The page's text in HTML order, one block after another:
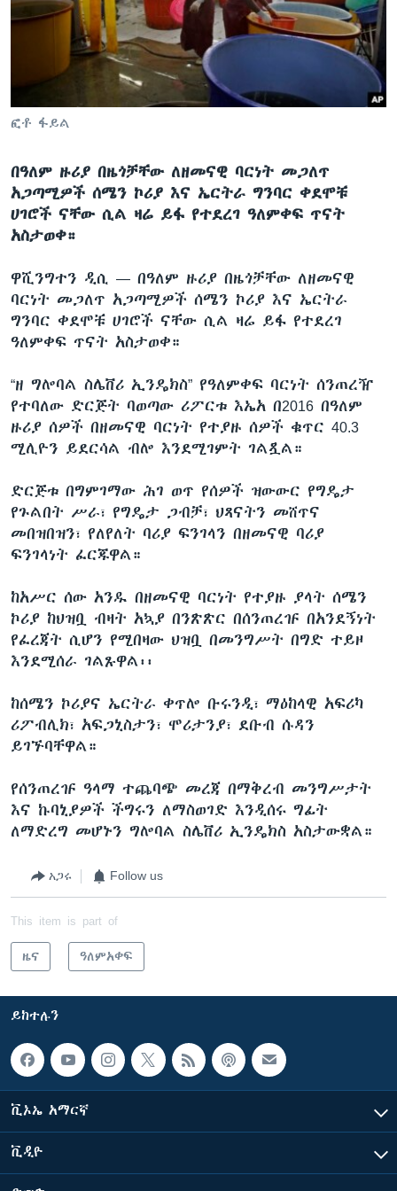
ቋንቋዎች
ፎቶ ፋይል
በዓለም ዙሪያ በዜጎቻቸው ለዘመናዊ ባርነት መጋለጥ
አጋጣሚዎች ሰሜን ኮሪያ እና ኤርትራ ግንባር ቀደሞቹ
ሀገሮች ናቸው ሲል ዛሬ ይፋ የተደረገ ዓለምቀፍ ጥናት
አስታወቀ።
ዋሺንግተን ዲሲ — በዓለም ዙሪያ በዜጎቻቸው ለዘመናዊ
ባርነት መጋለጥ አጋጣሚዎች ሰሜን ኮሪያ እና ኤርትራ
ግንባር ቀደሞቹ ሀገሮች ናቸው ሲል ዛሬ ይፋ የተደረገ
ዓለምቀፍ ጥናት አስታወቀ።
“ዘ ግሎባል ስሌቨሪ ኢንዴክስ” የዓለምቀፍ ባርነት ሰንጠረዥ
የተባለው ድርጅት ባወጣው ሪፖርቱ እኤአ በ2016 በዓለም
ዙሪያ ሰዎች በዘመናዊ ባርነት የተያዙ ሰዎች ቁጥር 40.3
ሚሊዮን ይደርሳል ብሎ እንደሚገምት ገልጿል።
ድርጅቱ በግምገማው ሕገ ወጥ የሰዎች ዝውውር የግዴታ
የጉልበት ሥራ፣ የግዴታ ጋብቻ፣ ህጻናትን መሸጥና
መበዝበዝን፣ የለየለት ባሪያ ፍንገላን በዘመናዊ ባሪያ
ፍንገላነት ፈርጁዋል።
ከአሥር ሰው አንዱ በዘመናዊ ባርነት የተያዙ ያላት ሰሜን
ኮሪያ ከህዝቧ ብዛት አኳያ በንጽጽር በሰንጠረዡ በአንደኝነት
የፈረጃት ሲሆን የሚበዛው ህዝቧ በመንግሥት በግድ ተይዞ
እንደሚሰራ ገልጹዋል፡፡
ከሰሜን ኮሪያና ኤርትራ ቀጥሎ ቡሩንዲ፣ ማዕከላዊ አፍሪካ
ሪፖብሊክ፣ አፍጋኒስታን፣ ሞሪታንያ፣ ደቡብ ሱዳን
ይገኙባቸዋል።
የሰንጠረዡ ዓላማ ተጨባጭ መረጃ በማቅረብ መንግሥታት
እና ኩባኒያዎች ችግሩን ለማስወገድ እንዲሰሩ ግፊት
ለማድረግ መሆኑን ግሎባል ስሌቨሪ ኢንዴክስ አስታውቋል።
አጋሩ Follow us
This item is part of
ዜና ዓለምአቀፍ
ይከተሉን
ቪኦኤ አማርኛ
ቪዲዮ